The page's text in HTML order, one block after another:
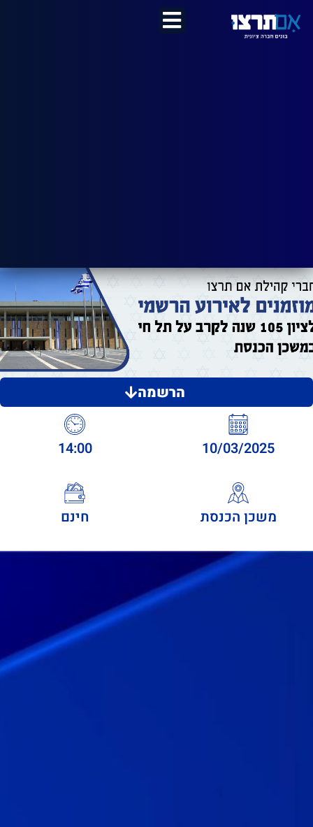
הרשמה
10/03/2025
14:00
משכן הכנסת חינם